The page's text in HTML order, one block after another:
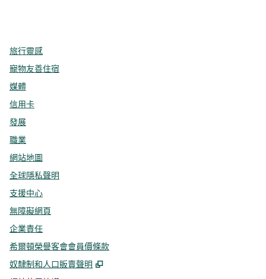
旅行靈感
寵物友善住宿
媒體
信用卡
發展
職業
網站地圖
全球隱私聲明
支援中心
無障礙網頁
企業責任
希爾頓榮譽客會會員價條款
奴隸制和人口販賣聲明
,